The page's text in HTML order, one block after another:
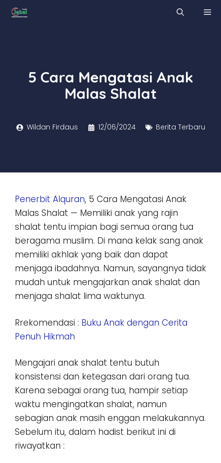
Skip
5 Cara Mengatasi Anak
Malas Shalat
Wildan Firdaus 12/06/2024 Berita Terbaru
Penerbit Alquran, 5 Cara Mengatasi Anak
Malas Shalat — Memiliki anak yang rajin
shalat tentu impian bagi semua orang tua
beragama muslim. Di mana kelak sang anak
memiliki akhlak yang baik dan dapat
menjaga ibadahnya. Namun, sayangnya tidak
mudah untuk mengajarkan anak shalat dan
menjaga shalat lima waktunya.
Rrekomendasi : Buku Anak dengan Cerita
Penuh Hikmah
Mengajari anak shalat tentu butuh
konsistensi dan ketegasan dari orang tua.
Karena sebagai orang tua, hampir setiap
waktu mengingatkan shalat, namun
sebagian anak masih enggan melakukannya.
Sebelum itu, dalam hadist berikut ini di
riwayatkan :